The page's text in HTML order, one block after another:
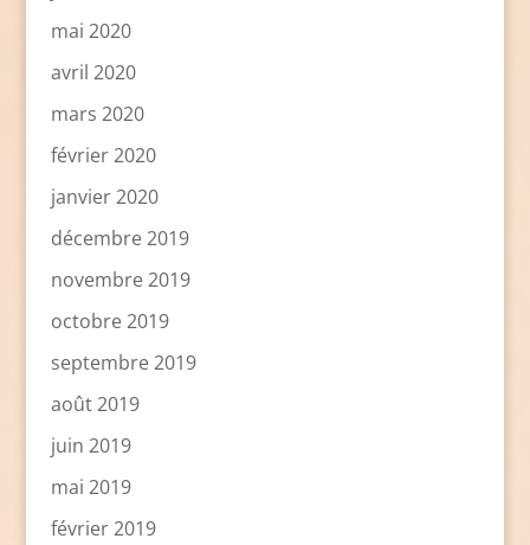
mai 2020
avril 2020
mars 2020
février 2020
janvier 2020
décembre 2019
novembre 2019
octobre 2019
septembre 2019
août 2019
juin 2019
mai 2019
février 2019